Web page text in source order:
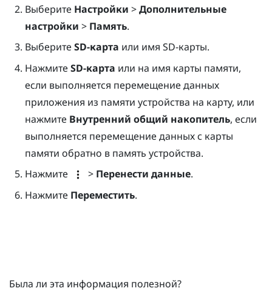
Выберите Настройки >Дополнительные
настройки > Память.
Выберите SD-карта или имя SD-карты.
Нажмите SD-карта или на имя карты памяти,
если выполняется перемещение данных
приложения из памяти устройства на карту, или
нажмите Внутренний общий накопитель, если
выполняется перемещение данных с карты
памяти обратно в память устройства.
Нажмите
> Перенести данные.
Нажмите Переместить.
Была ли эта информация полезной?